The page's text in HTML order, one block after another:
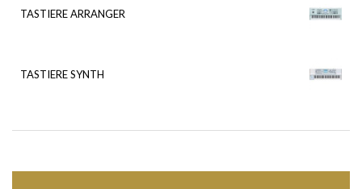
TASTIERE ARRANGER
TASTIERE SYNTH